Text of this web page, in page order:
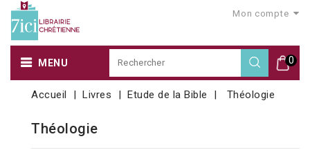
Mon compte
0
MENU
Accueil Livres Etude de la Bible Théologie
Théologie